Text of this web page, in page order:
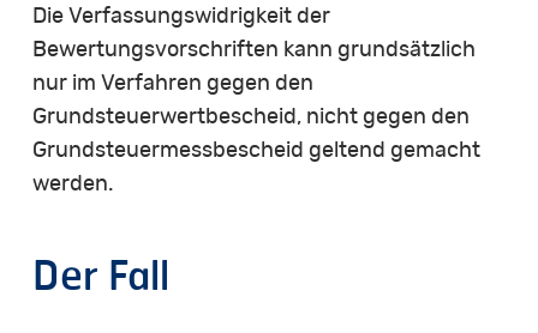
Die Verfassungswidrigkeit der
Bewertungsvorschriften kann grundsätzlich
nur im Verfahren gegen den
Grundsteuerwertbescheid, nicht gegen den
Grundsteuermessbescheid geltend gemacht
werden.
Der Fall